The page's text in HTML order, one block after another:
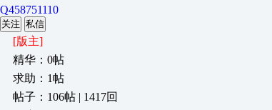
Q458751110
关注 私信
[版主]
精华：0帖
求助：1帖
帖子：106帖 | 1417回